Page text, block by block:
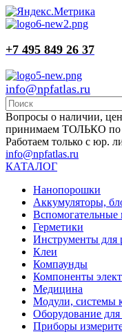
+7 495 849 26 37
info@npfatlas.ru
Вопросы о наличии,
принимаем ТОЛЬКО по
Работаем только с юр.
info@npfatlas.ru
КАТАЛОГ
Нанопорошки
Аккумуляторы,
Вспомогательные
Герметики
Инструменты для
Клеи
Компаунды
Компоненты
Медицина
Модули, системы
Оборудование
Приборы